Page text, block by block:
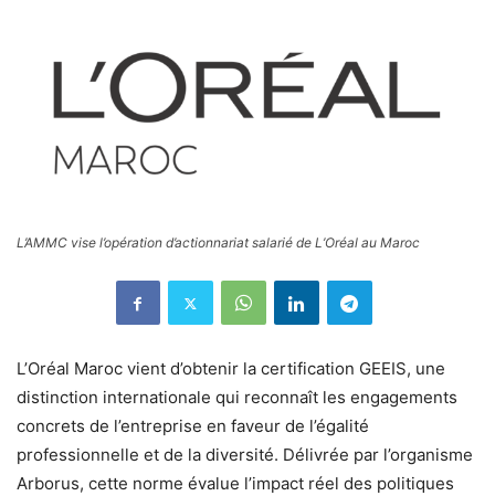
L’AMMC vise l’opération d’actionnariat salarié de L’Oréal au Maroc
L’Oréal Maroc vient d’obtenir la certification GEEIS, une
distinction internationale qui reconnaît les engagements
concrets de l’entreprise en faveur de l’égalité
professionnelle et de la diversité. Délivrée par l’organisme
Arborus, cette norme évalue l’impact réel des politiques